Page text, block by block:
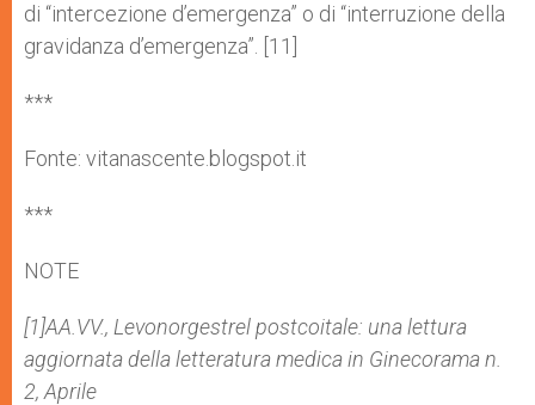
di “intercezione d’emergenza” o di “interruzione della
gravidanza d’emergenza”. [11]
***
Fonte: vitanascente.blogspot.it
***
NOTE
[1]AA.VV., Levonorgestrel post­coitale: una lettura
aggiornata della letteratura medica in Ginecorama n.
2, Aprile